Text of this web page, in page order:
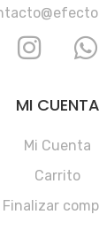
MI CUENTA
Mi Cuenta
Carrito
Finalizar